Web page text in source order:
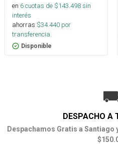
en 6cuotas de $143.498sin
interés
ahorras $34.440 por
transferencia.
Disponible
DESPACHO A
Despachamos Gratis a